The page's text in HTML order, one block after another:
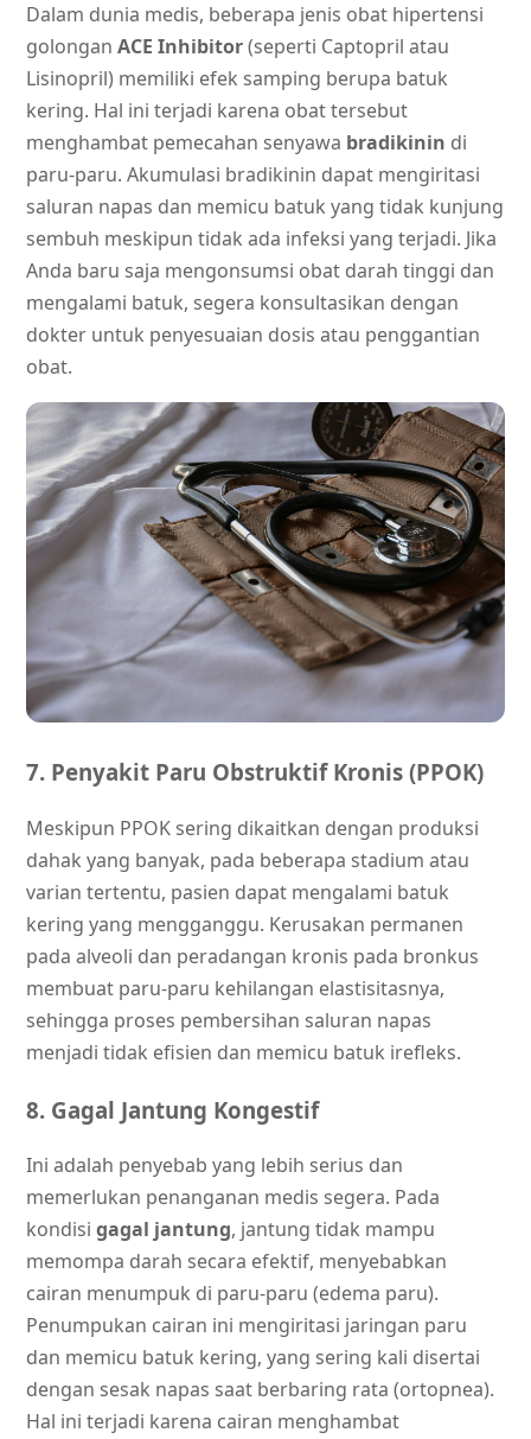
Dalam dunia medis, beberapa jenis obat hipertensi
golongan ACE Inhibitor(seperti Captopril atau
Lisinopril) memiliki efek samping berupa batuk
kering. Hal ini terjadi karena obat tersebut
menghambat pemecahan senyawa bradikinin di
paru-paru. Akumulasi bradikinin dapat mengiritasi
saluran napas dan memicu batuk yang tidak kunjung
sembuh meskipun tidak ada infeksi yang terjadi. Jika
Anda baru saja mengonsumsi obat darah tinggi dan
mengalami batuk, segera konsultasikan dengan
dokter untuk penyesuaian dosis atau penggantian
obat.
7. Penyakit Paru Obstruktif Kronis (PPOK)
Meskipun PPOK sering dikaitkan dengan produksi
dahak yang banyak, pada beberapa stadium atau
varian tertentu, pasien dapat mengalami batuk
kering yang mengganggu. Kerusakan permanen
pada alveoli dan peradangan kronis pada bronkus
membuat paru-paru kehilangan elastisitasnya,
sehingga proses pembersihan saluran napas
menjadi tidak efisien dan memicu batuk irefleks.
8. Gagal Jantung Kongestif
Ini adalah penyebab yang lebih serius dan
memerlukan penanganan medis segera. Pada
kondisi gagal jantung, jantung tidak mampu
memompa darah secara efektif, menyebabkan
cairan menumpuk di paru-paru (edema paru).
Penumpukan cairan ini mengiritasi jaringan paru
dan memicu batuk kering, yang sering kali disertai
dengan sesak napas saat berbaring rata (ortopnea).
Hal ini terjadi karena cairan menghambat